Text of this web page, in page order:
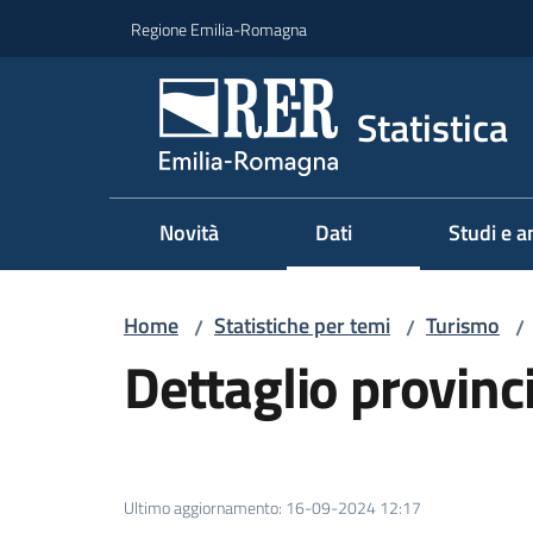
Regione Emilia-Romagna
Statistica
Novità Dati Studi e
Home / Statistiche per temi / Turismo /
Dettaglio
Ultimo aggiornamento: 16-09-2024 12:17